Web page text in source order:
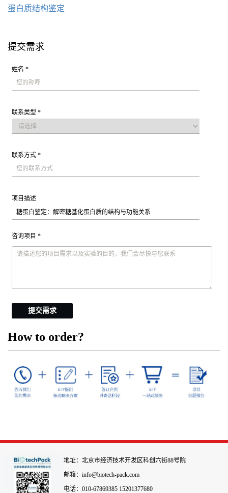
蛋白质结构鉴定
提交需求
姓名 *
联系类型 *
联系方式 *
项目描述
咨询项目 *
提交需求
How to order?
地址：北京市经济技术开发区科创六街88号院
邮箱：info@biotech-pack.com
电话：010-67869385 15201377680